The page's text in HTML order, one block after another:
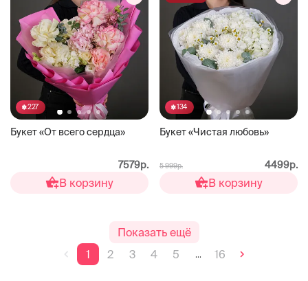
227
Букет «От всего сердца»
7579р.
В корзину
134
Букет «Чистая любовь»
5 999р. 4499р.
В корзину
Показать ещё
1
2 3 4 5 ... 16